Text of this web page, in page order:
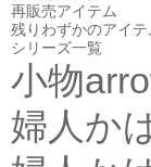
再販売アイテム
残りわずかのアイテ
シリーズ一覧
小物
婦人か